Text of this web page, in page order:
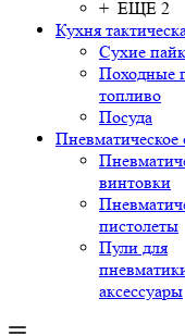
+ ЕЩЕ 2
Кухня
Сухие
Походные
топливо
Посуда
Пневматическое
винтовки
пистолеты
Пули для
аксессуары